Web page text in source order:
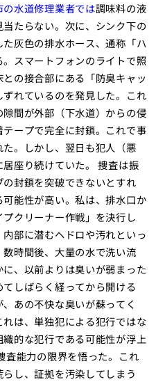
水道修理業者では調味料の液
たらない。次に、シンク下の
灰色の排水ホース、通称「ハ
スマートフォンのライトで照
の接合部にある「防臭キャッ
れているのを発見した。これ
間が外部（下水道）からの侵
ープで完全に封鎖。これで事
。しかし、翌日も犯人（悪
座り続けていた。 捜査は振
封鎖を突破できないとすれ
能性が高い。私は、排水口か
クリーナー作戦」を決行し
部に潜むヘドロや汚れといっ
時間後、大量の水で洗い流
、以前よりは臭いが弱まった
しばらく経ってから開ける
あの不快な臭いが蘇ってく
は、単独犯による犯行ではな
的な犯行である可能性が浮上
査能力の限界を悟った。これ
し、証拠を汚染してしまう